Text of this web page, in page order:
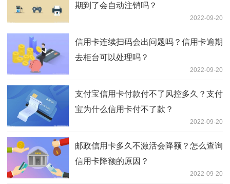
期到了会自动注销吗？
2022-09-20
信用卡连续扫码会出问题吗？信用卡逾期
去柜台可以处理吗？
2022-09-20
支付宝信用卡付款付不了风控多久？支付
宝为什么信用卡付不了款？
2022-09-20
邮政信用卡多久不激活会降额？怎么查询
信用卡降额的原因？
2022-09-20